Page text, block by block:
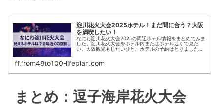
淀川花火大会2025ホテル！まだ間に合う？大阪
を満喫したい！
なにわ淀川花火大会2025の周辺ホテル情報をまとめてみま
した。淀川花火大会をホテル内またはホテル近くで見た
い。大阪観光もしたいひと、ホテルの予約はとりました
す。第37回 なにわ淀川花火大会（...
ff.from48to100-lifeplan.com
まとめ：逗子海岸花火大会